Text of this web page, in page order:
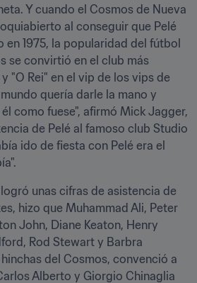
Y cuando el Cosmos de Nueva
al conseguir que Pelé
en 1975, la popularidad del fútbol
se convirtió en el club más
"O Rei" en el vip de los vips de
quería darle la mano y
como fuese", afirmó Mick Jagger,
de Pelé al famoso club Studio
ido de fiesta con Pelé era el
unas cifras de asistencia de
hizo que Muhammad Ali, Peter
John, Diane Keaton, Henry
Rod Stewart y Barbra
del Cosmos, convenció a
Alberto y Giorgio Chinaglia